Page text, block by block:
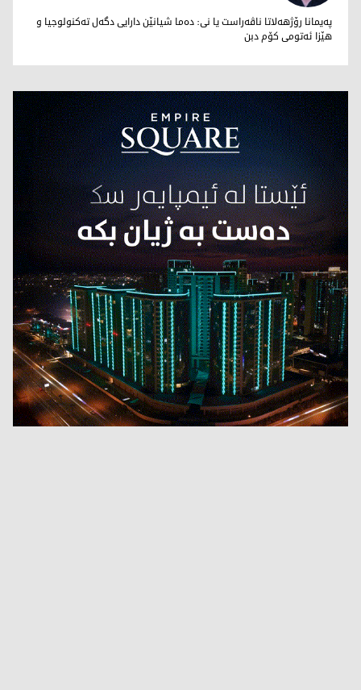
محەمەد تاهر زێبارى
پەیمانا رۆژهەلاتا ناڤەراست یا نى: دەما شیانێن دارایى دگەل تەکنولوجیا و
هێزا ئەتومى کۆم دبن